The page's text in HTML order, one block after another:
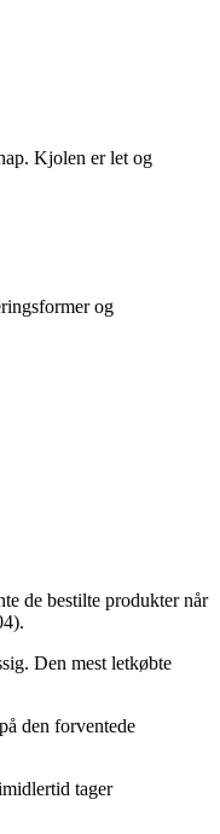
Kjolen er let og
og
de bestilte produkter når
Den mest letkøbte
den forventede
tager